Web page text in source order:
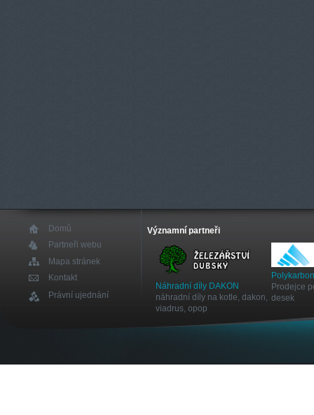
Domů
Partneři webu
Mapa stránek
Kontakt
Právní ujednání
Významní partneři
Náhradní díly DAKON
náhradní díly na kotle, dakon,
viadrus, opop
Prodejce
desek